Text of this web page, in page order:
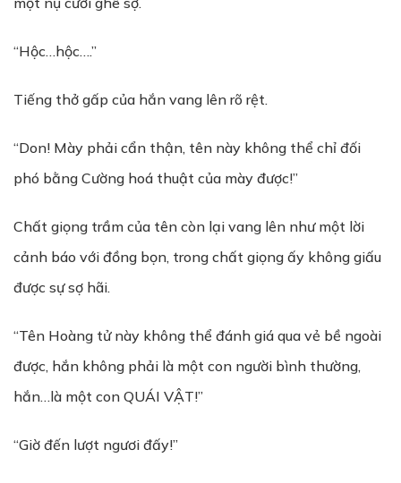
“Hộc…hộc….”
Tiếng thở gấp của hắn vang lên rõ rệt.
“Don! Mày phải cẩn thận, tên này không thể chỉ đối
phó bằng Cường hoá thuật của mày được!”
Chất giọng trầm của tên còn lại vang lên như một lời
cảnh báo với đồng bọn, trong chất giọng ấy không giấu
được sự sợ hãi.
“Tên Hoàng tử này không thể đánh giá qua vẻ bề ngoài
được, hắn không phải là một con người bình thường,
hắn…là một con QUÁI VẬT!”
“Giờ đến lượt ngươi đấy!”